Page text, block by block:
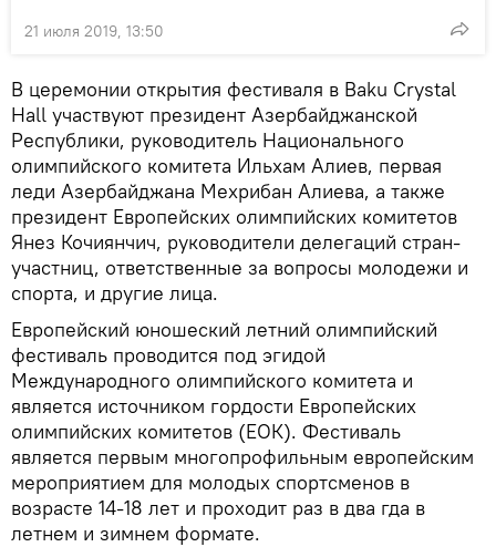
21 июля 2019, 13:50
В церемонии открытия фестиваля в Baku Crystal
Hall участвуют президент Азербайджанской
Республики, руководитель Национального
олимпийского комитета Ильхам Алиев, первая
леди Азербайджана Мехрибан Алиева, а также
президент Европейских олимпийских комитетов
Янез Кочиянчич, руководители делегаций стран-
участниц, ответственные за вопросы молодежи и
спорта, и другие лица.
Европейский юношеский летний олимпийский
фестиваль проводится под эгидой
Международного олимпийского комитета и
является источником гордости Европейских
олимпийских комитетов (ЕОК). Фестиваль
является первым многопрофильным европейским
мероприятием для молодых спортсменов в
возрасте 14-18 лет и проходит раз в два гда в
летнем и зимнем формате.